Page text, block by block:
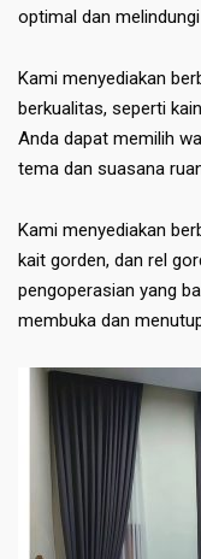
optimal dan
Kami menyediakan
berkualitas, seperti
Anda dapat memilih
tema dan suasana
Kami menyediakan
kait gorden, dan rel
pengoperasian yang
membuka dan